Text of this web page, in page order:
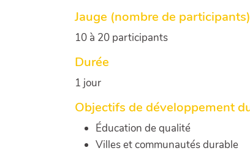
Jauge (nombre de participants)
10 à 20 participants
Durée
1 jour
Objectifs de développement
Éducation de qualité
Villes et communautés durable